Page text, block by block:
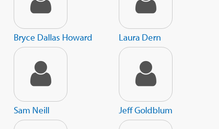
Bryce Dallas Howard Laura Dern
Sam Neill Jeff Goldblum